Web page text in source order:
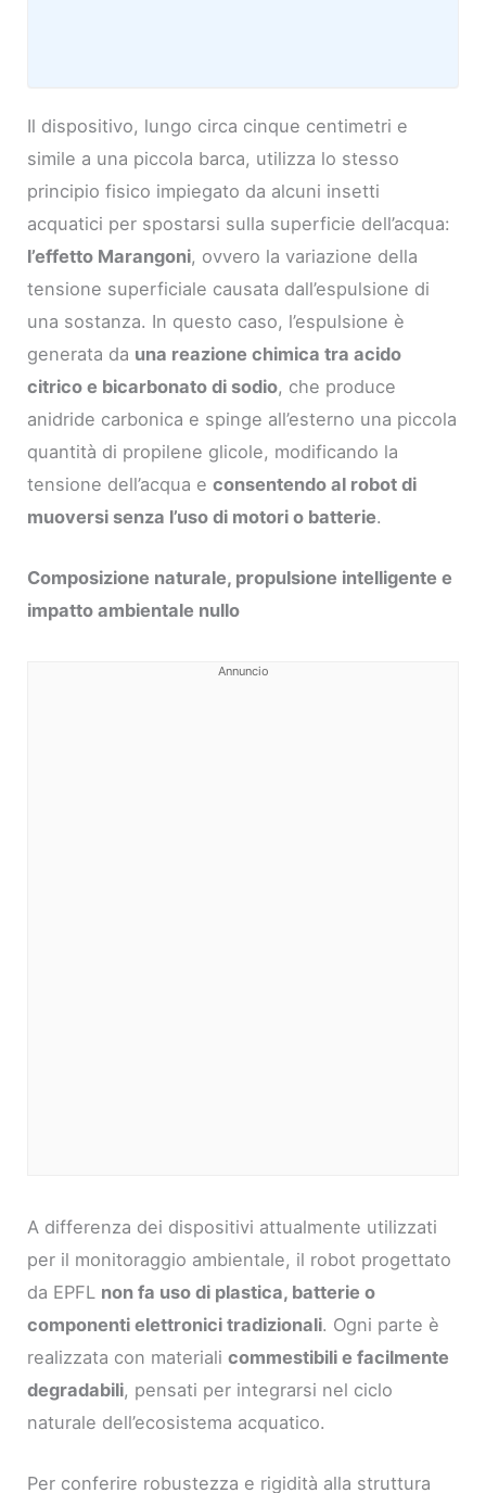
Il dispositivo, lungo circa cinque centimetri e
simile a una piccola barca, utilizza lo stesso
principio fisico impiegato da alcuni insetti
acquatici per spostarsi sulla superficie dell’acqua:
l’effetto Marangoni, ovvero la variazione della
tensione superficiale causata dall’espulsione di
una sostanza. In questo caso, l’espulsione è
generata da una reazione chimica tra acido
citrico e bicarbonato di sodio, che produce
anidride carbonica e spinge all’esterno una piccola
quantità di propilene glicole, modificando la
tensione dell’acqua econsentendo al robot di
muoversi senza l’uso di motori o batterie.
Composizione naturale, propulsione intelligente e
impatto ambientale nullo
Annuncio
A differenza dei dispositivi attualmente utilizzati
per il monitoraggio ambientale, il robot progettato
da EPFL non fa uso di plastica, batterie o
componenti elettronici tradizionali. Ogni parte è
realizzata con materialicommestibili e facilmente
degradabili, pensati per integrarsi nel ciclo
naturale dell’ecosistema acquatico.
Per conferire robustezza e rigidità alla struttura